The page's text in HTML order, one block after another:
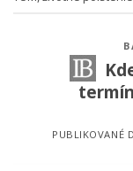
PUBLIKOVANÉ